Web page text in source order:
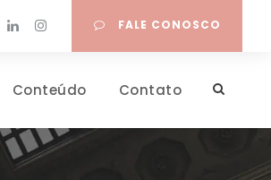
FALE CONOSCO
Conteúdo Contato